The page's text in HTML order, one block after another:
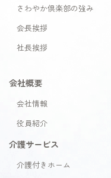
さわやか倶楽部の強み
会長挨拶
社長挨拶
会社概要
会社情報
役員紹介
介護サービス
介護付きホーム